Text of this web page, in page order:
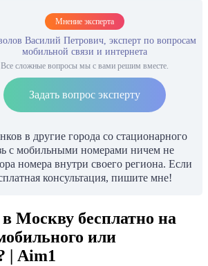
Мнение эксперта
Василий Петрович, эксперт по вопросам
мобильной связи и интернета
Все сложные вопросы мы с вами решим вместе.
Задать вопрос эксперту
в другие города со стационарного
с мобильными номерами ничем не
номера внутри своего региона. Если
консультация, пишите мне!
Москву бесплатно на
или
| Aim1